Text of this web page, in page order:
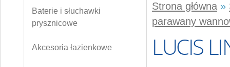
Baterie i słuchawki
prysznicowe
Akcesoria łazienkowe
Strona główna »
parawany
LUCIS